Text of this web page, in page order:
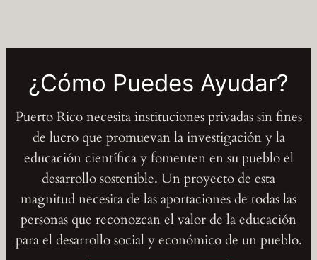
¿Cómo Puedes Ayudar?
Puerto Rico necesita instituciones privadas sin fines
de lucro que promuevan la investigación y la
educación científica y fomenten en su pueblo el
desarrollo sostenible. Un proyecto de esta
magnitud necesita de las aportaciones de todas las
personas que reconozcan el valor de la educación
para el desarrollo social y económico de un pueblo.